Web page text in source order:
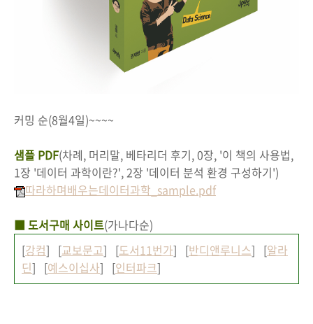
커밍 순(8월4일)~~~~
샘플 PDF(차례, 머리말, 베타리더 후기, 0장, '이 책의 사용법,
1장 '데이터 과학이란?', 2장 '데이터 분석 환경 구성하기')
따라하며배우는데이터과학_sample.pdf
■ 도서구매 사이트(가나다순)
[강컴] [교보문고] [도서11번가] [반디앤루니스] [알라
딘] [예스이십사] [인터파크]